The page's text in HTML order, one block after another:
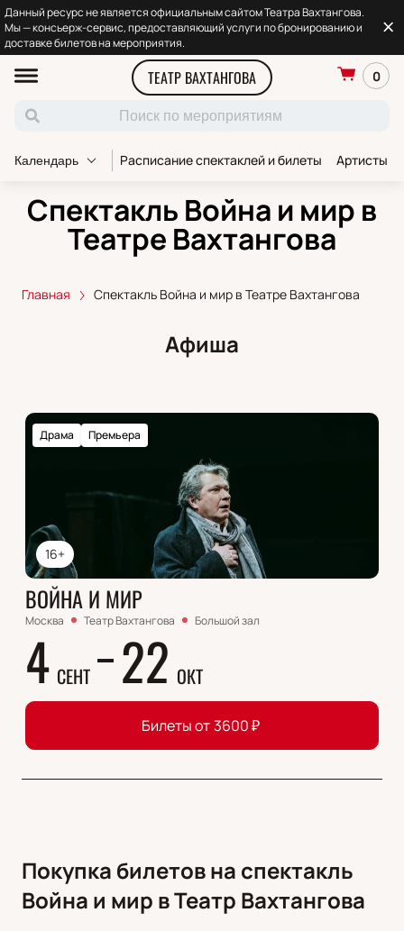
Данный ресурс не является официальным сайтом Театра Вахтангова.
Мы — консьерж-сервис, предоставляющий услуги по бронированию и
доставке билетов на мероприятия.
ТЕАТР ВАХТАНГОВА 0
Календарь Расписание спектаклей и билеты Артисты
Спектакль Война и мир в
Театре Вахтангова
Главная Спектакль Война и мир в Театре Вахтангова
Афиша
16+
Драма Премьера
ВОЙНА И МИР
Москва Театр Вахтангова Большой зал
4 СЕНТ 22 ОКТ
Билеты от 3600₽
Покупка билетов на спектакль
Война и мир в Театр Вахтангова